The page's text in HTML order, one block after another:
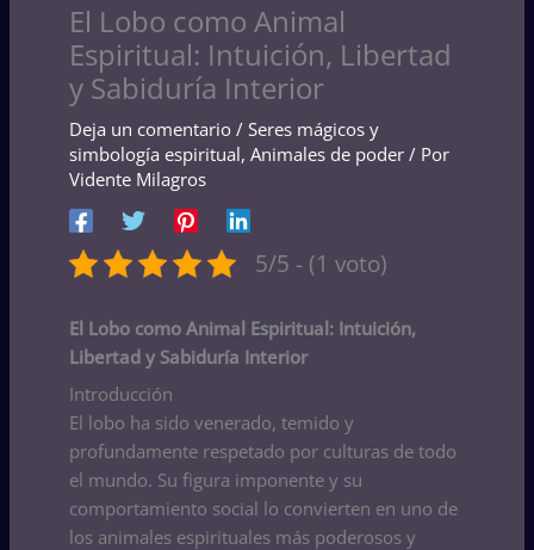
El Lobo como Animal
Espiritual: Intuición, Libertad
y Sabiduría Interior
Deja un comentario / Seres mágicos y
simbología espiritual, Animales de poder/ Por
Vidente Milagros
5/5 - (1 voto)
El Lobo como Animal Espiritual: Intuición,
Libertad y Sabiduría Interior
Introducción
El lobo ha sido venerado, temido y
profundamente respetado por culturas de todo
el mundo. Su figura imponente y su
comportamiento social lo convierten en uno de
los animales espirituales más poderosos y